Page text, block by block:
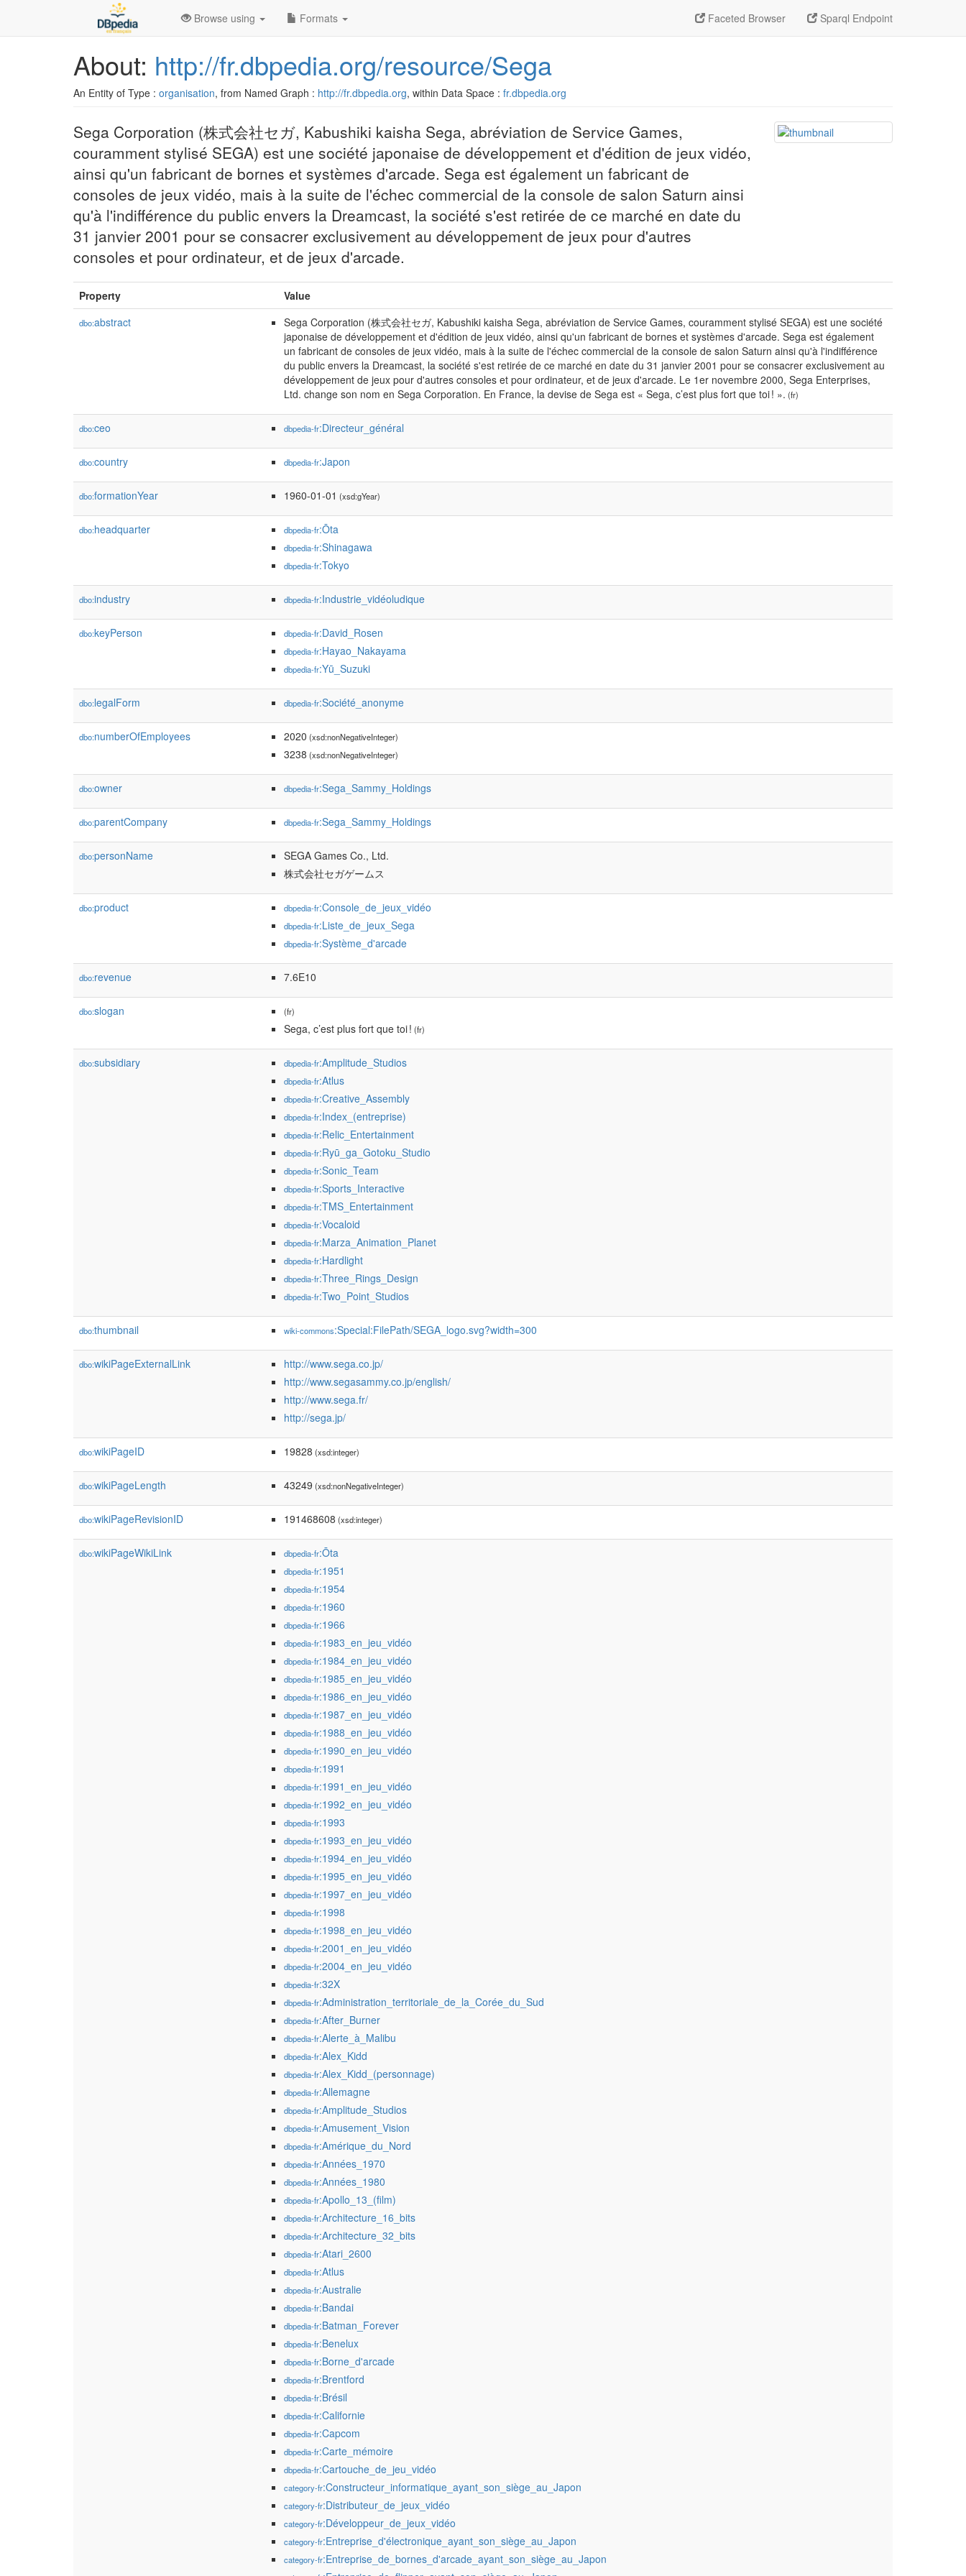
Faceted Browser Sparql Endpoint
Browse using Formats
About: http://fr.dbpedia.org/resource/Sega
An Entity of Type : organisation, from Named Graph : http://fr.dbpedia.org, within Data Space : fr.dbpedia.org
Sega Corporation (株式会社セガ, Kabushiki kaisha Sega, abréviation de Service Games,
couramment stylisé SEGA) est une société japonaise de développement et d'édition de jeux vidéo,
ainsi qu'un fabricant de bornes et systèmes d'arcade. Sega est également un fabricant de
consoles de jeux vidéo, mais à la suite de l'échec commercial de la console de salon Saturn ainsi
qu'à l'indifférence du public envers la Dreamcast, la société s'est retirée de ce marché en date du
31 janvier 2001 pour se consacrer exclusivement au développement de jeux pour d'autres
consoles et pour ordinateur, et de jeux d'arcade.
Property Value
dbo:abstract
Sega Corporation (株式会社セガ, Kabushiki kaisha Sega, abréviation de Service Games, couramment stylisé SEGA) est une société
japonaise de développement et d'édition de jeux vidéo, ainsi qu'un fabricant de bornes et systèmes d'arcade. Sega est également
un fabricant de consoles de jeux vidéo, mais à la suite de l'échec commercial de la console de salon Saturn ainsi qu'à l'indifférence
du public envers la Dreamcast, la société s'est retirée de ce marché en date du 31 janvier 2001 pour se consacrer exclusivement au
développement de jeux pour d'autres consoles et pour ordinateur, et de jeux d'arcade. Le 1er novembre 2000, Sega Enterprises,
Ltd. change son nom en Sega Corporation. En France, la devise de Sega est « Sega, c’est plus fort que toi ! ». (fr)
dbo:ceo dbpedia-fr:Directeur_général
dbo:country dbpedia-fr:Japon
dbo:formationYear 1960-01-01 (xsd:gYear)
dbo:headquarter dbpedia-fr:Ōta
dbpedia-fr:Shinagawa
dbpedia-fr:Tokyo
dbo:industry dbpedia-fr:Industrie_vidéoludique
dbo:keyPerson dbpedia-fr:David_Rosen
dbpedia-fr:Hayao_Nakayama
dbpedia-fr:Yū_Suzuki
dbo:legalForm dbpedia-fr:Société_anonyme
dbo:numberOfEmployees 2020 (xsd:nonNegativeInteger)
3238 (xsd:nonNegativeInteger)
dbo:owner dbpedia-fr:Sega_Sammy_Holdings
dbo:parentCompany dbpedia-fr:Sega_Sammy_Holdings
dbo:personName
SEGA Games Co., Ltd.
株式会社セガゲームス
dbo:product dbpedia-fr:Console_de_jeux_vidéo
dbpedia-fr:Liste_de_jeux_Sega
dbpedia-fr:Système_d'arcade
dbo:revenue 7.6E10
dbo:slogan (fr)
Sega, c’est plus fort que toi ! (fr)
dbo:subsidiary dbpedia-fr:Amplitude_Studios
dbpedia-fr:Atlus
dbpedia-fr:Creative_Assembly
dbpedia-fr:Index_(entreprise)
dbpedia-fr:Relic_Entertainment
dbpedia-fr:Ryū_ga_Gotoku_Studio
dbpedia-fr:Sonic_Team
dbpedia-fr:Sports_Interactive
dbpedia-fr:TMS_Entertainment
dbpedia-fr:Vocaloid
dbpedia-fr:Marza_Animation_Planet
dbpedia-fr:Hardlight
dbpedia-fr:Three_Rings_Design
dbpedia-fr:Two_Point_Studios
dbo:thumbnail wiki-commons:Special:FilePath/SEGA_logo.svg?width=300
dbo:wikiPageExternalLink
http://www.sega.co.jp/
http://www.segasammy.co.jp/english/
http://www.sega.fr/
http://sega.jp/
dbo:wikiPageID 19828 (xsd:integer)
dbo:wikiPageLength 43249 (xsd:nonNegativeInteger)
dbo:wikiPageRevisionID 191468608 (xsd:integer)
dbo:wikiPageWikiLink dbpedia-fr:Ōta
dbpedia-fr:1951
dbpedia-fr:1954
dbpedia-fr:1960
dbpedia-fr:1966
dbpedia-fr:1983_en_jeu_vidéo
dbpedia-fr:1984_en_jeu_vidéo
dbpedia-fr:1985_en_jeu_vidéo
dbpedia-fr:1986_en_jeu_vidéo
dbpedia-fr:1987_en_jeu_vidéo
dbpedia-fr:1988_en_jeu_vidéo
dbpedia-fr:1990_en_jeu_vidéo
dbpedia-fr:1991
dbpedia-fr:1991_en_jeu_vidéo
dbpedia-fr:1992_en_jeu_vidéo
dbpedia-fr:1993
dbpedia-fr:1993_en_jeu_vidéo
dbpedia-fr:1994_en_jeu_vidéo
dbpedia-fr:1995_en_jeu_vidéo
dbpedia-fr:1997_en_jeu_vidéo
dbpedia-fr:1998
dbpedia-fr:1998_en_jeu_vidéo
dbpedia-fr:2001_en_jeu_vidéo
dbpedia-fr:2004_en_jeu_vidéo
dbpedia-fr:32X
dbpedia-fr:Administration_territoriale_de_la_Corée_du_Sud
dbpedia-fr:After_Burner
dbpedia-fr:Alerte_à_Malibu
dbpedia-fr:Alex_Kidd
dbpedia-fr:Alex_Kidd_(personnage)
dbpedia-fr:Allemagne
dbpedia-fr:Amplitude_Studios
dbpedia-fr:Amusement_Vision
dbpedia-fr:Amérique_du_Nord
dbpedia-fr:Années_1970
dbpedia-fr:Années_1980
dbpedia-fr:Apollo_13_(film)
dbpedia-fr:Architecture_16_bits
dbpedia-fr:Architecture_32_bits
dbpedia-fr:Atari_2600
dbpedia-fr:Atlus
dbpedia-fr:Australie
dbpedia-fr:Bandai
dbpedia-fr:Batman_Forever
dbpedia-fr:Benelux
dbpedia-fr:Borne_d'arcade
dbpedia-fr:Brentford
dbpedia-fr:Brésil
dbpedia-fr:Californie
dbpedia-fr:Capcom
dbpedia-fr:Carte_mémoire
dbpedia-fr:Cartouche_de_jeu_vidéo
category-fr:Constructeur_informatique_ayant_son_siège_au_Japon
category-fr:Distributeur_de_jeux_vidéo
category-fr:Développeur_de_jeux_vidéo
category-fr:Entreprise_d'électronique_ayant_son_siège_au_Japon
category-fr:Entreprise_de_bornes_d'arcade_ayant_son_siège_au_Japon